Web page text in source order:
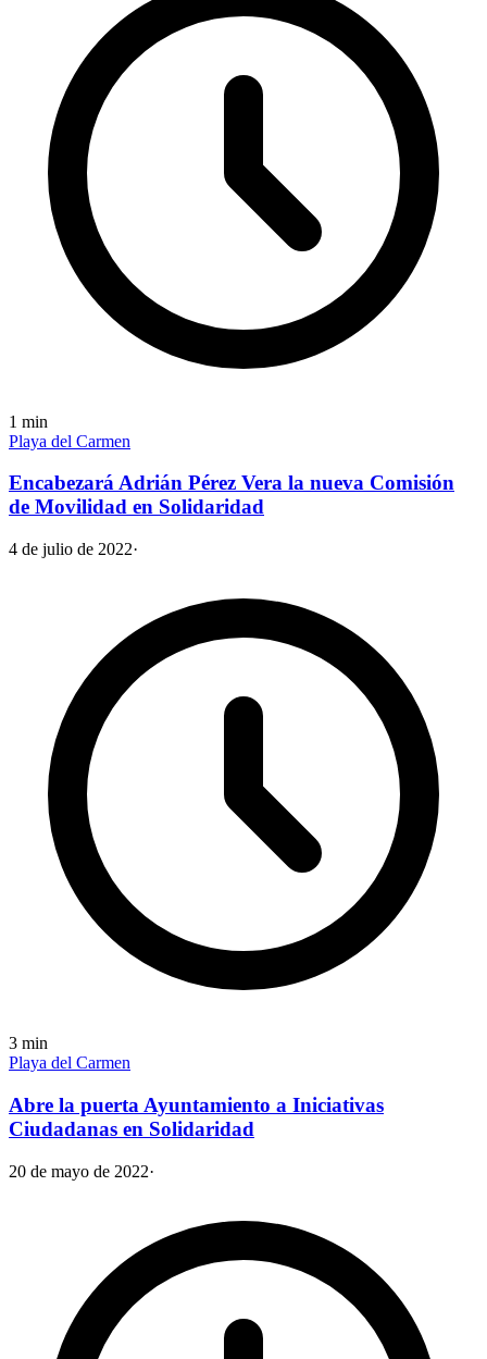
1 min
Playa del Carmen
Encabezará Adrián Pérez Vera la nueva Comisión
de Movilidad en Solidaridad
4 de julio de 2022·
3 min
Playa del Carmen
Abre la puerta Ayuntamiento a Iniciativas
Ciudadanas en Solidaridad
20 de mayo de 2022·